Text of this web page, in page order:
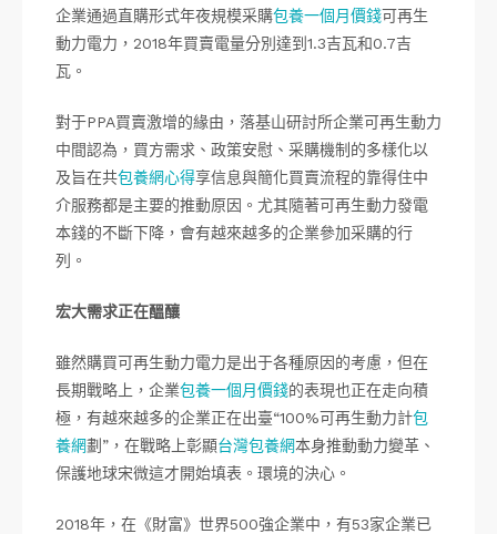
企業通過直購形式年夜規模采購包養一個月價錢可再生
動力電力，2018年買賣電量分別達到1.3吉瓦和0.7吉
瓦。
對于PPA買賣激增的緣由，落基山研討所企業可再生動力
中間認為，買方需求、政策安慰、采購機制的多樣化以
及旨在共包養網心得享信息與簡化買賣流程的靠得住中
介服務都是主要的推動原因。尤其隨著可再生動力發電
本錢的不斷下降，會有越來越多的企業參加采購的行
列。
宏大需求正在醞釀
雖然購買可再生動力電力是出于各種原因的考慮，但在
長期戰略上，企業包養一個月價錢的表現也正在走向積
極，有越來越多的企業正在出臺“100%可再生動力計包
養網劃”，在戰略上彰顯台灣包養網本身推動動力變革、
保護地球宋微這才開始填表。環境的決心。
2018年，在《財富》世界500強企業中，有53家企業已